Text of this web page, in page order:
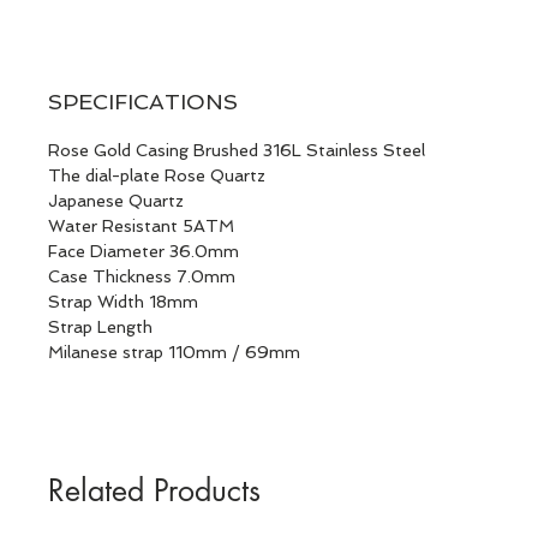
SPECIFICATIONS
Rose Gold Casing Brushed 316L Stainless Steel
The dial-plate Rose Quartz
Japanese Quartz
Water Resistant 5ATM
Face Diameter 36.0mm
Case Thickness 7.0mm
Strap Width 18mm
Strap Length
Milanese strap 110mm / 69mm
Related Products